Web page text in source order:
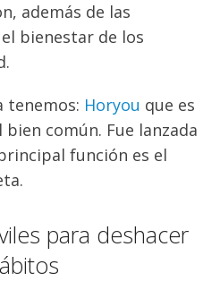
además de las
bienestar de los
tenemos: Horyou que es
común. Fue lanzada
función es el
para deshacer